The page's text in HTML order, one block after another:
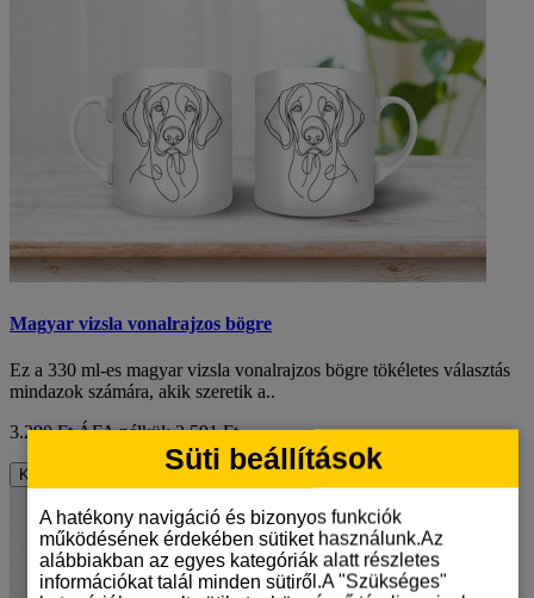
Magyar vizsla vonalrajzos bögre
Ez a 330 ml-es magyar vizsla vonalrajzos bögre tökéletes választás
mindazok számára, akik szeretik a..
3.290 FtÁFA nélkül: 2.591 Ft
Kosárba
Süti beállítások
A hatékony navigáció és bizonyos funkciók
működésének érdekében sütiket használunk.Az
alábbiakban az egyes kategóriák alatt részletes
információkat talál minden sütiről.A "Szükséges"